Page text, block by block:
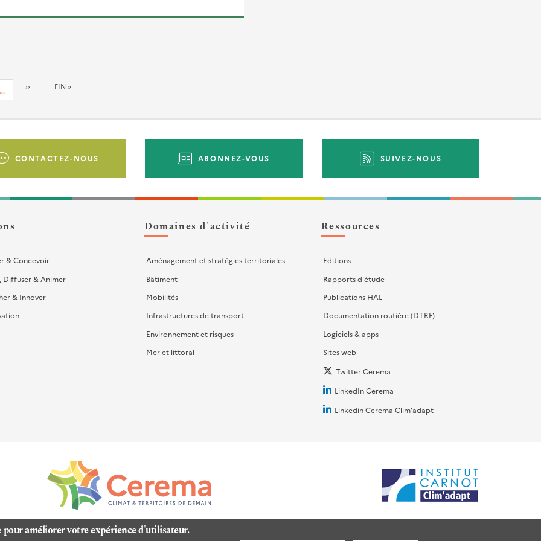
améliorer votre expérience d'utilisateur.
…
PAGE
››
DERNIÈRE
FIN »
CONTACTEZ-NOUS ABONNEZ-VOUS SUIVEZ-NOUS
& Concevoir
Diffuser & Animer
& Innover
Domaines d'activité
Aménagement et stratégies territoriales
Bâtiment
Mobilités
Infrastructures de transport
Environnement et risques
Mer et littoral
Ressources
Editions
Rapports d'étude
Publications HAL
Documentation routière (DTRF)
Logiciels & apps
Sites web
Twitter Cerema
LinkedIn Cerema
Linkedin Cerema Clim'adapt